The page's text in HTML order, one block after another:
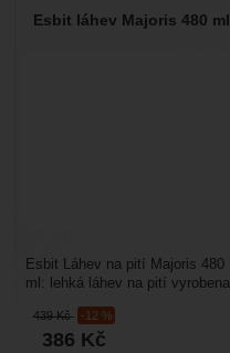
Esbit láhev Majoris 480 ml
439Kč -12 %
386 Kč
Esbit Láhev na pití Majoris 480
ml: lehká láhev na pití vyrobena
Láhev...